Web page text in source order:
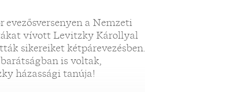
a Nemzeti
vívott Levitzky Károllyal
sikereiket kétpárevezésben.
is voltak,
házassági tanúja!